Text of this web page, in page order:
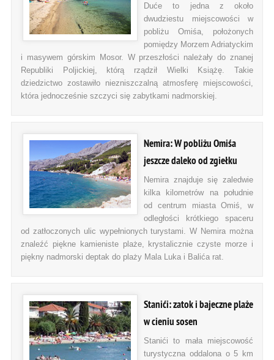
Duće to jedna z około
dwudziestu miejscowości w
pobliżu Omiśa, położonych
pomiędzy Morzem Adriatyckim
i masywem górskim Mosor. W przeszłości należały do znanej
Republiki Poljickiej, którą rządził Wielki Książę. Takie
dziedzictwo zostawiło niezniszczalną atmosferę miejscowości,
która jednocześnie szczyci się zabytkami nadmorskiej.
Nemira: W pobliżu Omiśa
jeszcze daleko od zgiełku
Nemira znajduje się zaledwie
kilka kilometrów na południe
od centrum miasta Omiś, w
odległości krótkiego spaceru
od zatłoczonych ulic wypełnionych turystami. W Nemira można
znaleźć piękne kamieniste plaże, krystalicznie czyste morze i
piękny nadmorski deptak do plaży Mala Luka i Balića rat.
Stanići: zatok i bajeczne plaże
w cieniu sosen
Stanići to mała miejscowość
turystyczna oddalona o 5 km